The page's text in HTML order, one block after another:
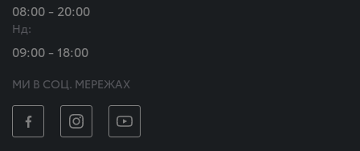
08:00 - 20:00
Нд:
09:00 - 18:00
МИ В СОЦ. МЕРЕЖАХ